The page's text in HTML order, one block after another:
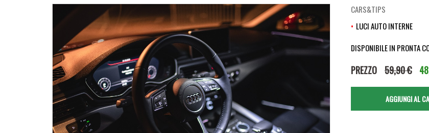
CARS&TIPS
LUCI AUTO INTERNE
DISPONIBILE IN PRONTA
PREZZO 59,90 €